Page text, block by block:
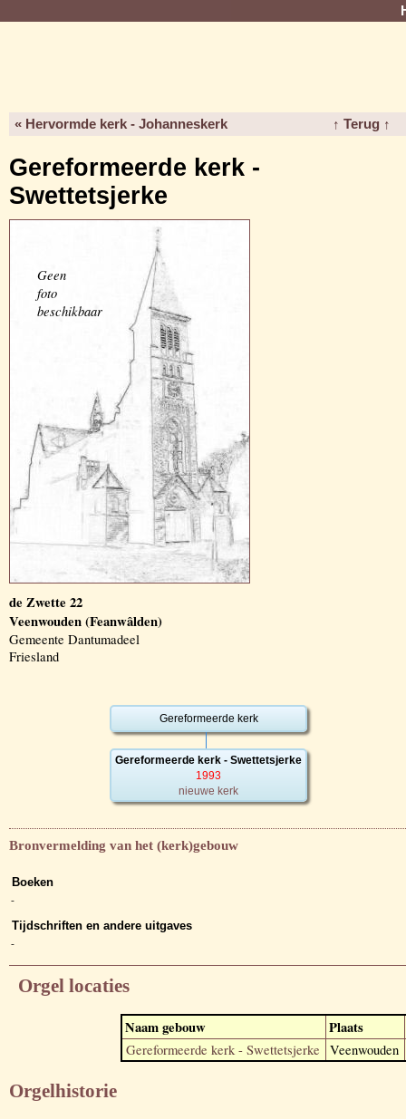
« Hervormde kerk - Johanneskerk ↑ Terug ↑
Gereformeerde kerk -
Swettetsjerke
Geen
foto
beschikbaar
de Zwette 22
Veenwouden (Feanwâlden)
Gemeente Dantumadeel
Friesland
Gereformeerde kerk
Gereformeerde kerk - Swettetsjerke
1993
nieuwe kerk
Bronvermelding van het (kerk)gebouw
Boeken
-
Tijdschriften en andere uitgaves
-
Orgel locaties
Naam gebouw Plaats
Gereformeerde kerk - Swettetsjerke Veenwouden
Orgelhistorie